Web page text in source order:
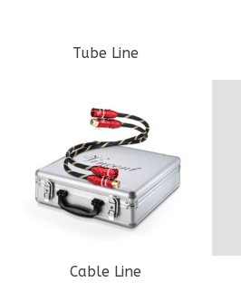
Tube Line
Cable Line